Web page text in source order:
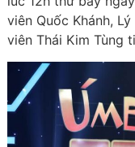
viên Quốc Khánh,
viên Thái Kim Tùng